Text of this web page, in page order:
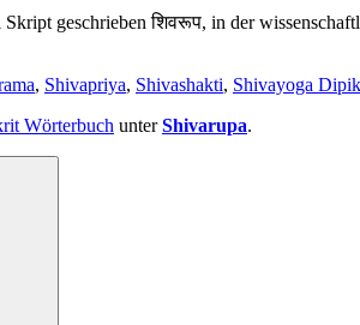
geschrieben शिवरूप, in der
, Shivapriya, Shivashakti, Shivayoga
Wörterbuch unterShivarupa.